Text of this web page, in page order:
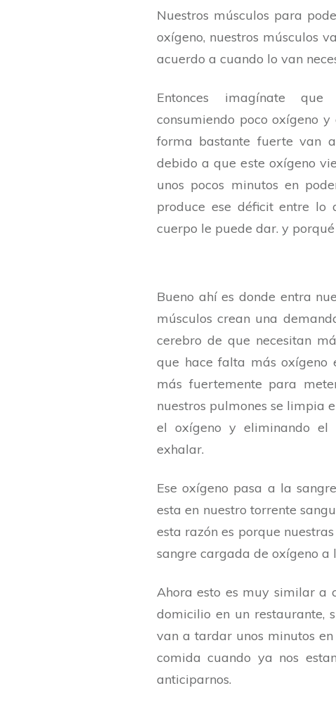
Nuestros músculos para
oxígeno, nuestros músculos
acuerdo a cuando lo van
Entonces imagínate que
consumiendo poco oxígeno
forma bastante fuerte van
debido a que este oxígeno
unos pocos minutos en
produce ese déficit entre lo
cuerpo le puede dar. y
Bueno ahí es donde entra
músculos crean una
cerebro de que necesitan
que hace falta más oxígeno
más fuertemente para
nuestros pulmones se limpia
el oxígeno y eliminando el
exhalar.
Ese oxígeno pasa a la
esta en nuestro torrente
esta razón es porque
sangre cargada de oxígeno a
Ahora esto es muy similar a
domicilio en un restaurante,
van a tardar unos minutos
comida cuando ya nos
anticiparnos.